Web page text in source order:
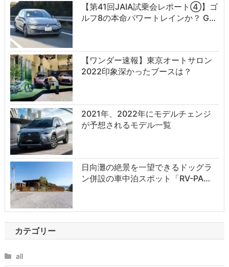
【第41回JAIA試乗会レポート④】ゴ
ルフ8の本命パワートレインか？ G…
【ワンダー速報】東京オートサロン
2022印象深かったブースは？
2021年、2022年にモデルチェンジ
が予想されるモデル一覧
日向灘の絶景を一望できるドッグラ
ン併設の車中泊スポット「RV-PA…
カテゴリー
all